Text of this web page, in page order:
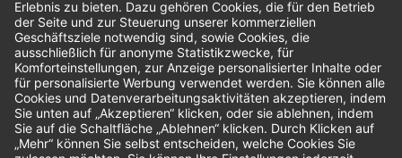
Bewertungen